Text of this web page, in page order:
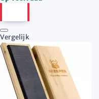
Vergelijk